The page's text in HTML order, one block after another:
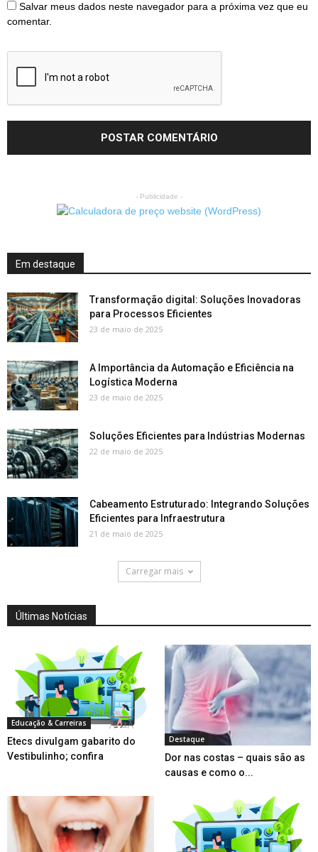
Salvar meus dados neste navegador para a próxima vez que eu
comentar.
- Publicidade -
Em destaque
Transformação digital: Soluções Inovadoras
para Processos Eficientes
23 de maio de 2025
A Importância da Automação e Eficiência na
Logística Moderna
23 de maio de 2025
Soluções Eficientes para Indústrias Modernas
22 de maio de 2025
Cabeamento Estruturado: Integrando Soluções
Eficientes para Infraestrutura
21 de maio de 2025
Carregar mais
Últimas Notícias
Educação & Carreiras
Etecs divulgam gabarito do
Vestibulinho; confira
Destaque
Dor nas costas – quais são as
causas e como o...